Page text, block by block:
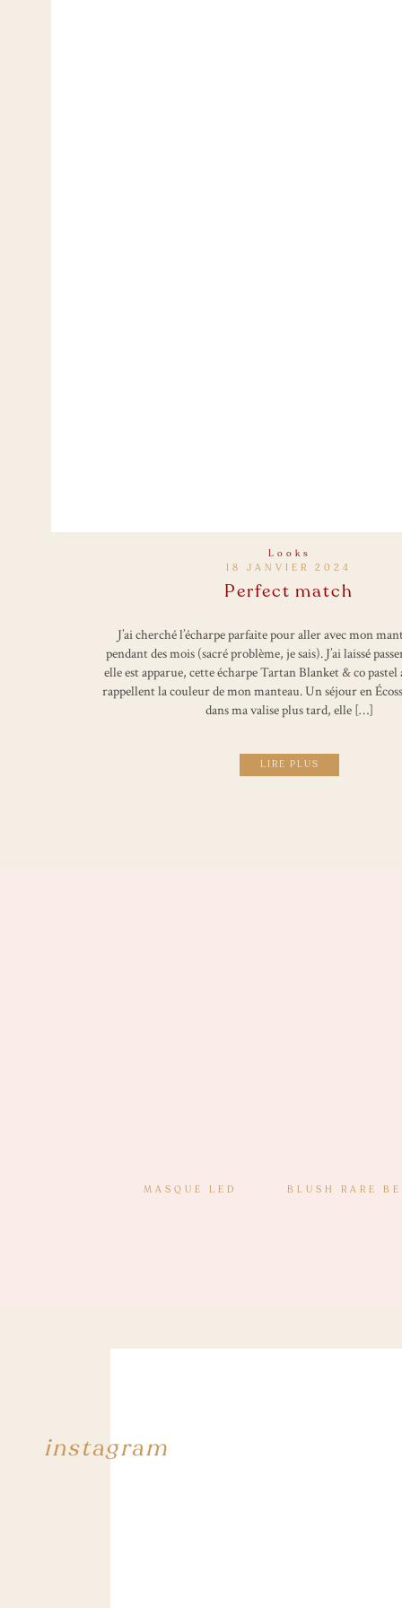
LIRE PLUS
J’ai cherché l’écharpe parfaite pour aller avec mon
pendant des mois (sacré problème, je sais). J’ai laissé
elle est apparue, cette écharpe Tartan Blanket & co
rappellent la couleur de mon manteau. Un séjour en
dans ma valise plus tard, elle […]
18 JANVIER 2024
Perfect match
Looks
MASQUE LED BLUSH RARE
instagram